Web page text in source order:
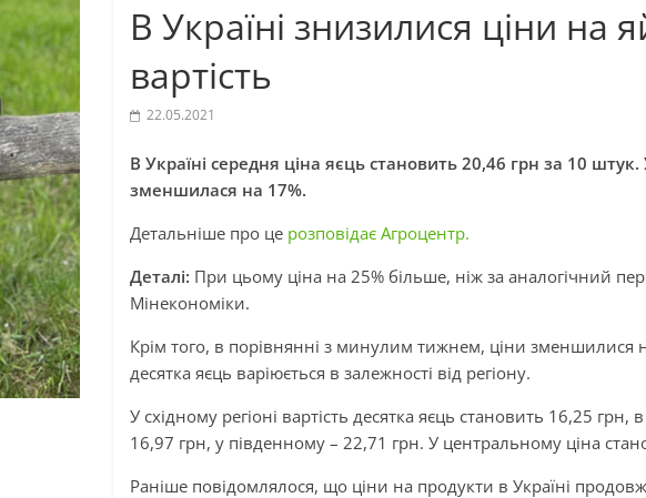
В Україні знизилися ціни на
вартість
22.05.2021
В Україні середня ціна яєць становить 20,46 грн за 10 штук.
зменшилася на 17%.
Детальніше про це розповідає Агроцентр.
Деталі: При цьому ціна на 25% більше, ніж за аналогічний
Мінекономіки.
Крім того, в порівнянні з минулим тижнем, ціни зменшилися
десятка яєць варіюється в залежності від регіону.
У східному регіоні вартість десятка яєць становить 16,25
16,97 грн, у південному – 22,71 грн. У центральному ціна
Раніше повідомлялося, що ціни на продукти в Україні